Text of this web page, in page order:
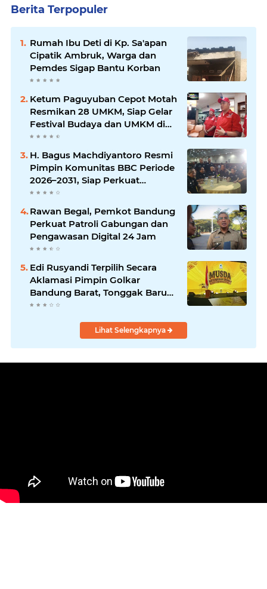
Berita Terpopuler
Rumah Ibu Deti di Kp. Sa'apan
Cipatik Ambruk, Warga dan
Pemdes Sigap Bantu Korban
Ketum Paguyuban Cepot Motah
Resmikan 28 UMKM, Siap Gelar
Festival Budaya dan UMKM di
Jalan Braga
H. Bagus Machdiyantoro Resmi
Pimpin Komunitas BBC Periode
2026–2031, Siap Perkuat
Solidaritas dan Hadirkan
Program Nyata untuk
Masyarakat
Rawan Begal, Pemkot Bandung
Perkuat Patroli Gabungan dan
Pengawasan Digital 24 Jam
Edi Rusyandi Terpilih Secara
Aklamasi Pimpin Golkar
Bandung Barat, Tonggak Baru
Kepemimpinan Harmonis
Lihat Selengkapnya